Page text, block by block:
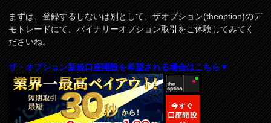
まずは、登録するしないは別として、ザオプション(theoption)のデ
モトレードにて、バイナリーオプション取引をご体験してみてく
ださいね。
ザ・オプション新規口座開設を希望される場合はこちら▼